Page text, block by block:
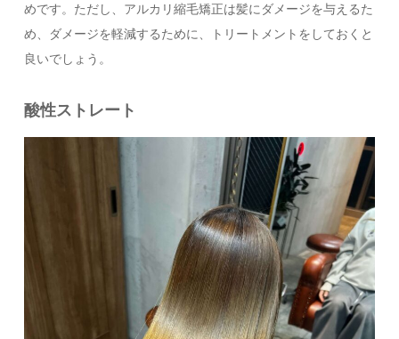
めです。ただし、アルカリ縮毛矯正は髪にダメージを与えるた
め、ダメージを軽減するために、トリートメントをしておくと
良いでしょう。
酸性ストレート